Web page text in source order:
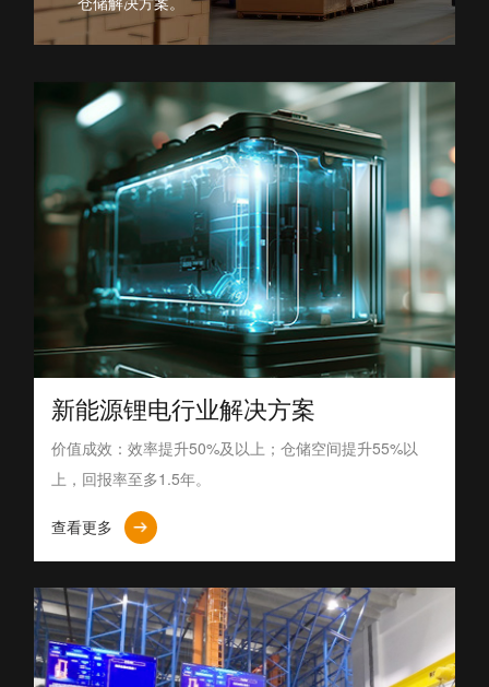
新能源锂电行业解决方案
价值成效：效率提升50%及以上；仓储空间提升55%以
上，回报率至多1.5年。
查看更多